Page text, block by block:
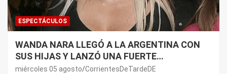
ESPECTÁCULOS
WANDA NARA LLEGÓ A LA ARGENTINA CON
SUS HIJAS Y LANZÓ UNA FUERTE
PREMONICIÓN SOBRE MAURO ICARDI
miércoles 05 agosto CorrientesDeTardeDE